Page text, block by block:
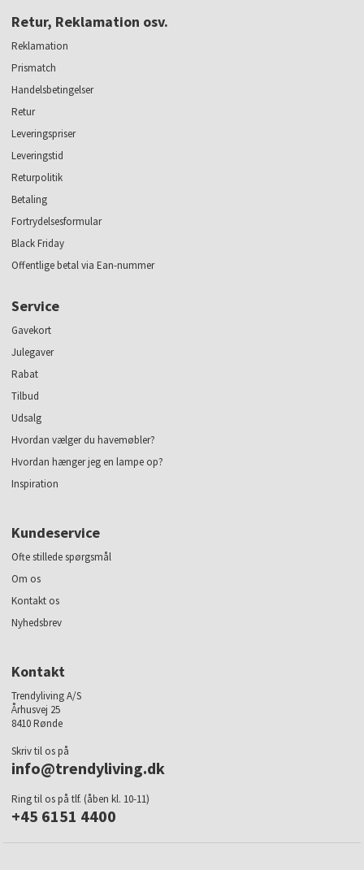
Retur, Reklamation osv.
Reklamation
Prismatch
Handelsbetingelser
Retur
Leveringspriser
Leveringstid
Returpolitik
Betaling
Fortrydelsesformular
Black Friday
Offentlige betal via Ean-nummer
Service
Gavekort
Julegaver
Rabat
Tilbud
Udsalg
Hvordan vælger du havemøbler?
Hvordan hænger jeg en lampe op?
Inspiration
Kundeservice
Ofte stillede spørgsmål
Om os
Kontakt os
Nyhedsbrev
Kontakt
Trendyliving A/S
Århusvej 25
8410 Rønde
Skriv til os på
info@trendyliving.dk
Ring til os på tlf. (åben kl. 10-11)
+45 6151 4400